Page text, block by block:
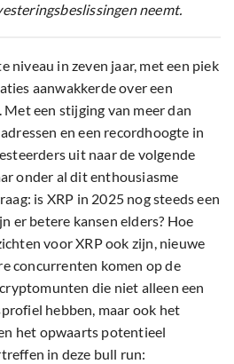
neemt.
niveau in zeven jaar, met een piek
aanwakkerde over een
een stijging van meer dan
en een recordhoogte in
uit naar de volgende
onder al dit enthousiasme
is XRP in 2025 nog steeds een
er betere kansen elders? Hoe
voor XRP ook zijn, nieuwe
concurrenten komen op de
die niet alleen een
hebben, maar ook het
het opwaarts potentieel
in deze bull run: